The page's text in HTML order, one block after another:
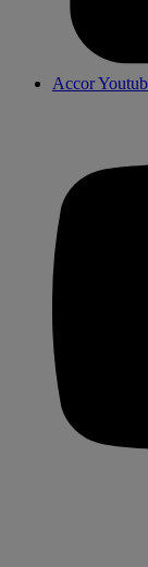
Accor